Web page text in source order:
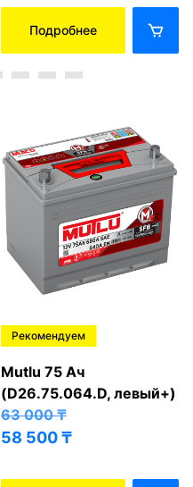
Подробнее
Рекомендуем
Mutlu 75 Ач
(D26.75.064.D, левый+)
63 000₸
58 500₸